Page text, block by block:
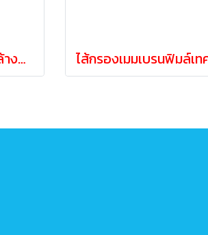
เกลือ TRS 25ก.ก/ถุง ล้างสารกรองเรซิ่นและสระว่ายน้ำ